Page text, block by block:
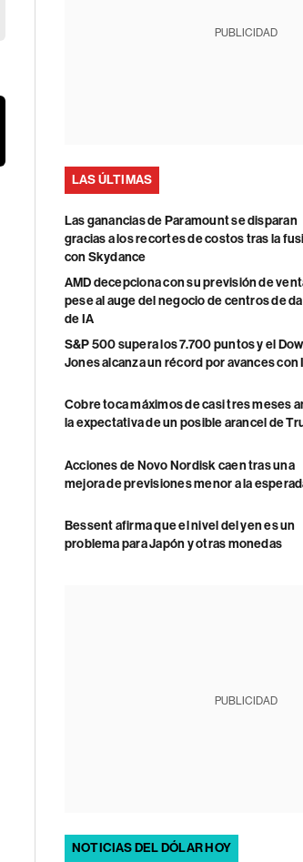
PUBLICIDAD
LAS ÚLTIMAS
Las ganancias de Paramount se disparan
gracias a los recortes de costos tras la
con Skydance
AMD decepciona con su previsión de
pese al auge del negocio de centros de
de IA
S&P 500 supera los 7.700 puntos y el Dow
Jones alcanza un récord por avances con
Cobre toca máximos de casi tres meses
la expectativa de un posible arancel de
Acciones de Novo Nordisk caen tras una
mejora de previsiones menor a la
Bessent afirma que el nivel del yen es un
problema para Japón y otras monedas
PUBLICIDAD
NOTICIAS DEL DÓLAR HOY